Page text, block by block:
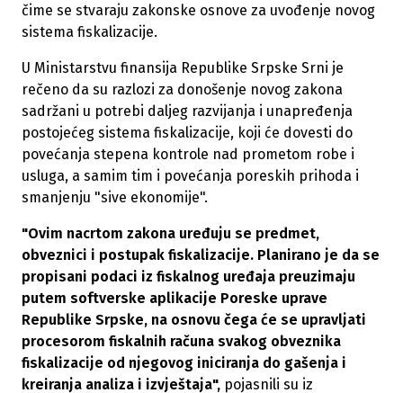
čime se stvaraju zakonske osnove za uvođenje novog
sistema fiskalizacije.
U Ministarstvu finansija Republike Srpske Srni je
rečeno da su razlozi za donošenje novog zakona
sadržani u potrebi daljeg razvijanja i unapređenja
postojećeg sistema fiskalizacije, koji će dovesti do
povećanja stepena kontrole nad prometom robe i
usluga, a samim tim i povećanja poreskih prihoda i
smanjenju "sive ekonomije".
"Ovim nacrtom zakona uređuju se predmet,
obveznici i postupak fiskalizacije. Planirano je da se
propisani podaci iz fiskalnog uređaja preuzimaju
putem softverske aplikacije Poreske uprave
Republike Srpske, na osnovu čega će se upravljati
procesorom fiskalnih računa svakog obveznika
fiskalizacije od njegovog iniciranja do gašenja i
kreiranja analiza i izvještaja", pojasnili su iz